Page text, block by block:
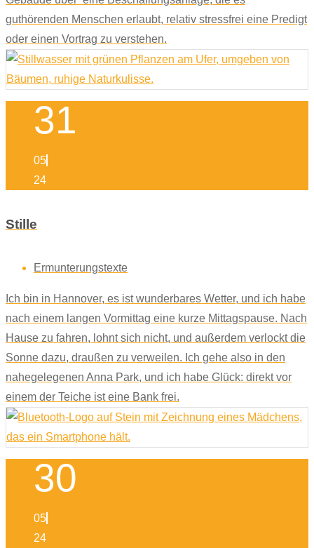
guthörenden Menschen erlaubt, relativ stressfrei eine Predigt
oder einen Vortrag zu verstehen.
31
05
24
Stille
Ermunterungstexte
Ich bin in Hannover, es ist wunderbares Wetter, und ich habe
nach einem langen Vormittag eine kurze Mittagspause. Nach
Hause zu fahren, lohnt sich nicht, und außerdem verlockt die
Sonne dazu, draußen zu verweilen. Ich gehe also in den
nahegelegenen Anna Park, und ich habe Glück: direkt vor
einem der Teiche ist eine Bank frei.
30
05
24